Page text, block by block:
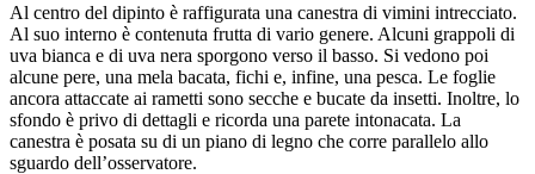
Al centro del dipinto è raffigurata una canestra di vimini intrecciato.
Al suo interno è contenuta frutta di vario genere. Alcuni grappoli di
uva bianca e di uva nera sporgono verso il basso. Si vedono poi
alcune pere, una mela bacata, fichi e, infine, una pesca. Le foglie
ancora attaccate ai rametti sono secche e bucate da insetti. Inoltre, lo
sfondo è privo di dettagli e ricorda una parete intonacata. La
canestra è posata su di un piano di legno che corre parallelo allo
sguardo dell’osservatore.